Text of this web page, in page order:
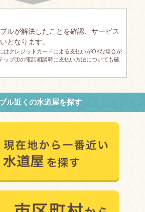
ルが解決したことを確認、サービス
となります。
はクレジットカードによる支払いがOKな場合が
ップ①の電話相談時に支払い方法についても確
ル近くの水道屋を探す